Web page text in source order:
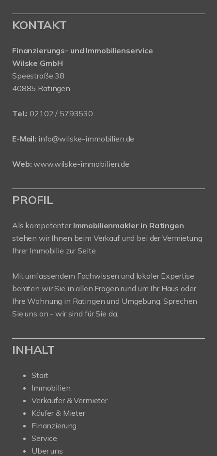
KONTAKT
Finanzierungs- und Immobilienservice
Wilske GmbH
Speestraße 38
40885 Ratingen
Tel.: 02102 / 5793530
E-Mail: info@wilske-immobilien.de
Web: www.wilske-immobilien.de
PROFIL
Als kompetenter Immobilienmakler in Ratingen
stehen wir Ihnen beim Verkauf und bei der Vermietung
Ihrer Immobilie zur Seite.
Mit umfassendem Fachwissen und lokaler Expertise
beraten wir Sie in allen Fragen rund um Ihr Haus oder
Ihre Wohnung in Ratingen und Umgebung. Sprechen
Sie uns an - wir sind für Sie da.
INHALT
Start
Immobilien
Verkäufer & Vermieter
Käufer & Mieter
Finanzierung
Service
Über uns